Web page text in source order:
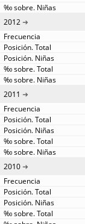
2012
2011
2010